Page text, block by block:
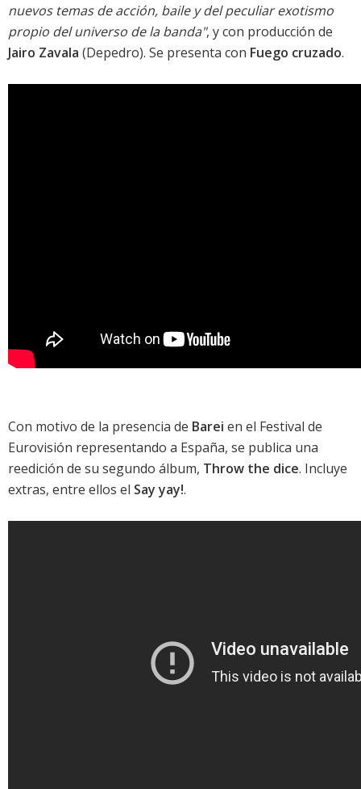
nuevos temas de acción, baile y del peculiar exotismo
propio del universo de la banda", y con producción de
Jairo Zavala (Depedro). Se presenta con Fuego cruzado.
Con motivo de la presencia de Barei en el Festival de
Eurovisión representando a España, se publica una
reedición de su segundo álbum, Throw the dice. Incluye
extras, entre ellos el Say yay!.